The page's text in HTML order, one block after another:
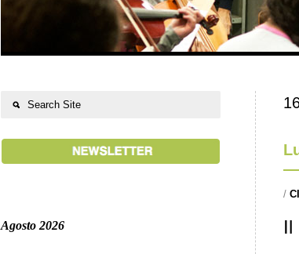
/
Il
Agosto 2026